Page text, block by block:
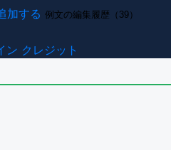
加する 例文の編集履歴（39）
ン クレジット